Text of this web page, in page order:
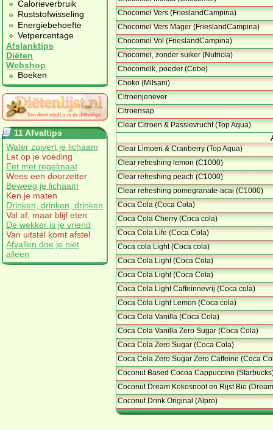
Calorieverbruik
Ruststofwisseling
Energiebehoefte
Vetpercentage
Afslanktips
Diëten
Webshop
Boeken
11 Afvaltips
Water zuivert je lichaam
Let op je voeding
Eet met regelmaat
Wees een doorzetter
Beweeg je lichaam
Ken je maten
Drinken, drinken, drinken
Val af, maar blijf eten
De wekker is je vriend
Van uitstel komt afstel
Afvallen doe je niet
alleen
Chocomel Vers (FrieslandCampina)
Chocomel Vers Mager (FrieslandCampina)
Chocomel Vol (FrieslandCampina)
Chocomel, zonder suiker (Nutricia)
Chocomelk, poeder (Cebe)
Choko (Milsani)
Citroenjenever
Citroensap
Clear Citroen & Passievrucht (Top Aqua)
Clear Limoen & Cranberry (Top Aqua)
Clear refreshing lemon (C1000)
Clear refreshing peach (C1000)
Clear refreshing pomegranate-acai (C1000)
Coca Cola (Coca Cola)
Coca Cola Cherry (Coca cola)
Coca Cola Life (Coca Cola)
Coca cola Light (Coca cola)
Coca Cola Light (Coca Cola)
Coca Cola Light (Coca Cola)
Coca Cola Light Caffeinnevrij (Coca cola)
Coca Cola Light Lemon (Coca cola)
Coca Cola Vanilla (Coca Cola)
Coca Cola Vanilla Zero Sugar (Coca Cola)
Coca Cola Zero Sugar (Coca Cola)
Coca Cola Zero Sugar Zero Caffeine (Coca
Coconut Based Cocoa Cappuccino
Coconut Dream Kokosnoot en Rijst Bio
Coconut Drink Original (Alpro)